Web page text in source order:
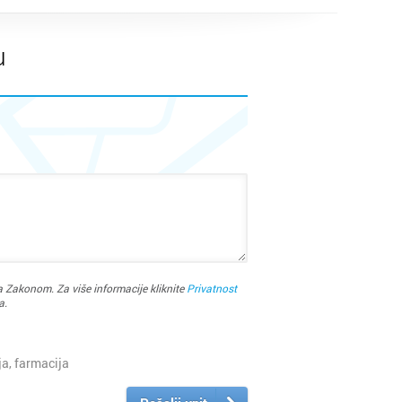
Za više informacije kliknitePrivatnost
farmacija